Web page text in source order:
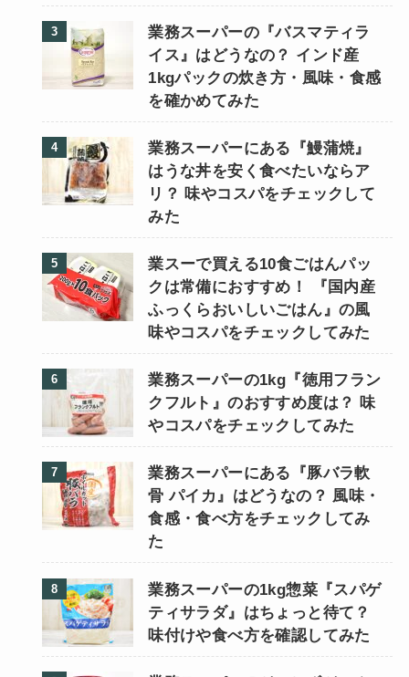
業務スーパーの『バスマティラ
イス』はどうなの？ インド産
1kgパックの炊き方・風味・食感
を確かめてみた
業務スーパーにある『鰻蒲焼』
はうな丼を安く食べたいならア
リ？ 味やコスパをチェックして
みた
業スーで買える10食ごはんパッ
クは常備におすすめ！ 『国内産
ふっくらおいしいごはん』の風
味やコスパをチェックしてみた
業務スーパーの1kg『徳用フラン
クフルト』のおすすめ度は？ 味
やコスパをチェックしてみた
業務スーパーにある『豚バラ軟
骨 パイカ』はどうなの？ 風味・
食感・食べ方をチェックしてみ
た
業務スーパーの1kg惣菜『スパゲ
ティサラダ』はちょっと待て？
味付けや食べ方を確認してみた